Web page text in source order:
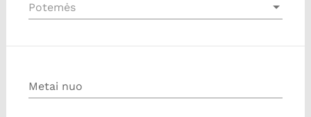
Potemės
Metai nuo